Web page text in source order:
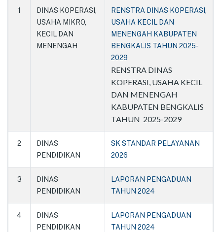
1
DINAS KOPERASI,
USAHA MIKRO,
KECIL DAN
MENENGAH
RENSTRA DINAS KOPERASI,
USAHA KECIL DAN
MENENGAH KABUPATEN
BENGKALIS TAHUN 2025-
2029
RENSTRA DINAS
KOPERASI, USAHA KECIL
DAN MENENGAH
KABUPATEN BENGKALIS
TAHUN 2025-2029
2
DINAS
PENDIDIKAN
SK STANDAR PELAYANAN
2026
3
DINAS
PENDIDIKAN
LAPORAN PENGADUAN
TAHUN 2024
4
DINAS
PENDIDIKAN
LAPORAN PENGADUAN
TAHUN 2024